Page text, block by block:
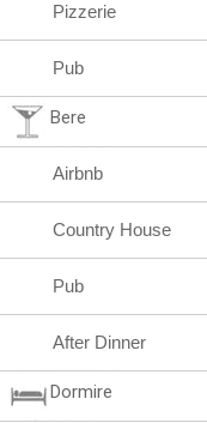
Pizzerie
Pub
Bere
Airbnb
Country House
Pub
After Dinner
Dormire